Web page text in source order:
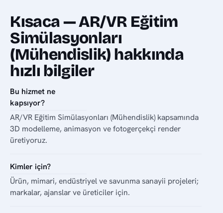
Kısaca — AR/VR Eğitim
Simülasyonları
(Mühendislik) hakkında
hızlı bilgiler
Bu hizmet ne
kapsıyor?
AR/VR Eğitim Simülasyonları (Mühendislik) kapsamında
3D modelleme, animasyon ve fotogerçekçi render
üretiyoruz.
Kimler için?
Ürün, mimari, endüstriyel ve savunma sanayii projeleri;
markalar, ajanslar ve üreticiler için.